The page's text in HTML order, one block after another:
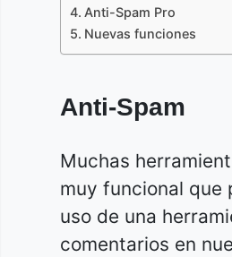
Anti-Spam Pro
Nuevas funciones
Anti-Spam
Muchas
muy funcional que
uso de una
comentarios en